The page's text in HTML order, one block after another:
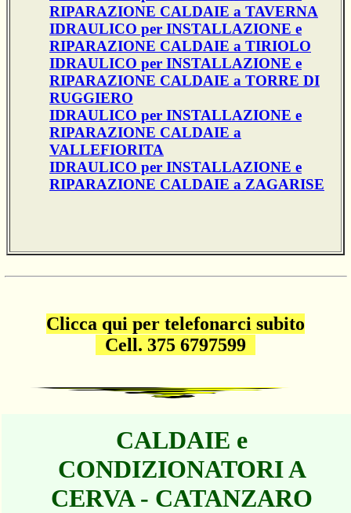
RIPARAZIONE CALDAIE a TAVERNA
IDRAULICO per INSTALLAZIONE e
RIPARAZIONE CALDAIE a TIRIOLO
IDRAULICO per INSTALLAZIONE e
RIPARAZIONE CALDAIE a TORRE DI
RUGGIERO
IDRAULICO per INSTALLAZIONE e
RIPARAZIONE CALDAIE a
VALLEFIORITA
IDRAULICO per INSTALLAZIONE e
RIPARAZIONE CALDAIE a ZAGARISE
Clicca qui per telefonarci subito
Cell. 375 6797599
CALDAIE e
CONDIZIONATORI A
CERVA - CATANZARO